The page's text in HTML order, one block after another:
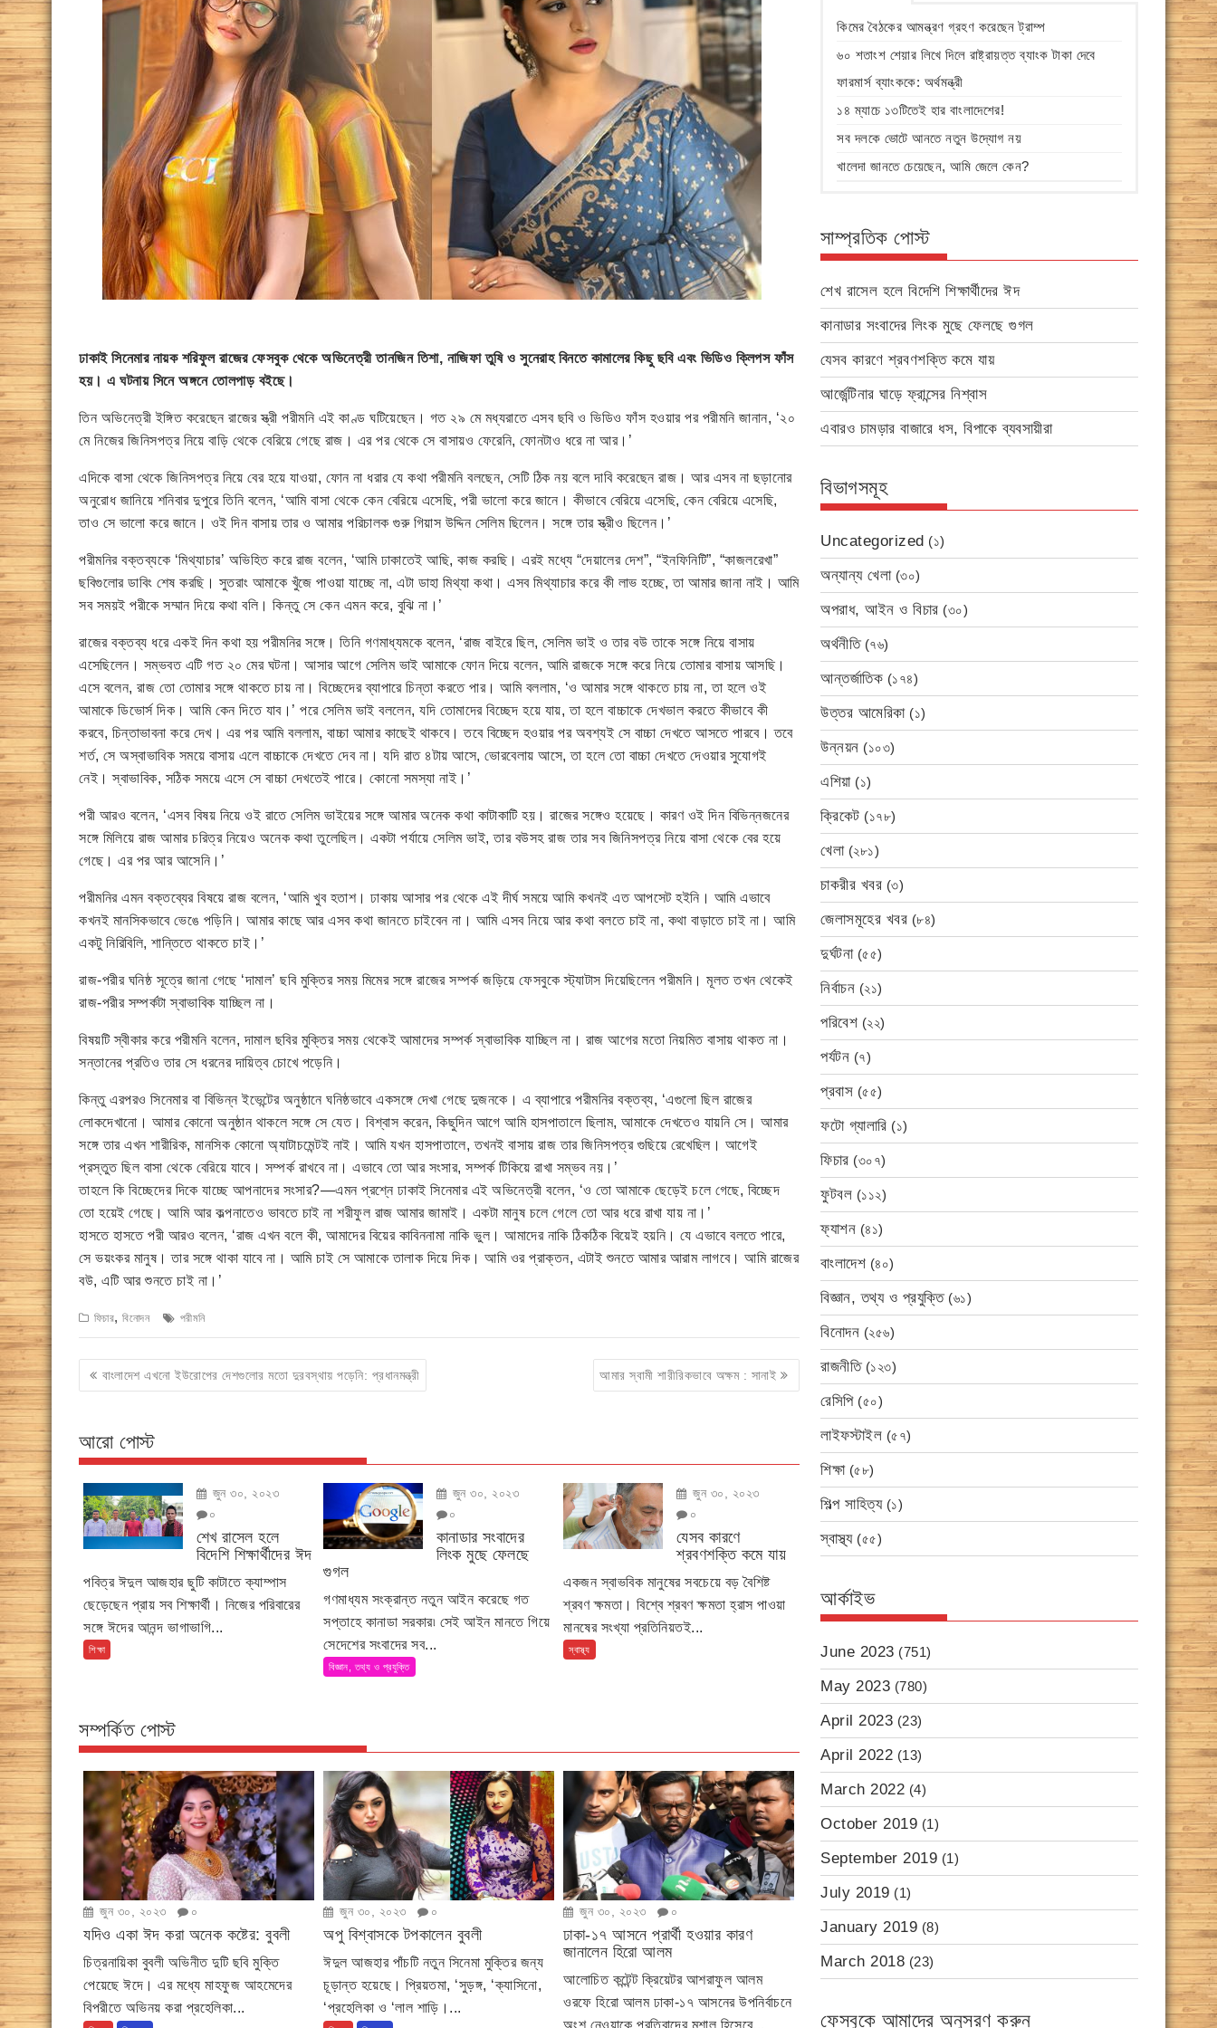
ঢাকাই সিনেমার নায়ক শরিফুল রাজের ফেসবুক থেকে অভিনেত্রী তানজিন তিশা, নাজিফা তুষি ও সুনেরাহ বিনতে কামালের কিছু ছবি এবং ভিডিও ক্লিপস ফাঁস
হয়। এ ঘটনায় সিনে অঙ্গনে তোলপাড় বইছে।
তিন অভিনেত্রী ইঙ্গিত করেছেন রাজের স্ত্রী পরীমনি এই কাণ্ড ঘটিয়েছেন। গত ২৯ মে মধ্যরাতে এসব ছবি ও ভিডিও ফাঁস হওয়ার পর পরীমনি জানান, ‘২০
মে নিজের জিনিসপত্র নিয়ে বাড়ি থেকে বেরিয়ে গেছে রাজ। এর পর থেকে সে বাসায়ও ফেরেনি, ফোনটাও ধরে না আর।’
এদিকে বাসা থেকে জিনিসপত্র নিয়ে বের হয়ে যাওয়া, ফোন না ধরার যে কথা পরীমনি বলছেন, সেটি ঠিক নয় বলে দাবি করেছেন রাজ। আর এসব না ছড়ানোর
অনুরোধ জানিয়ে শনিবার দুপুরে তিনি বলেন, ‘আমি বাসা থেকে কেন বেরিয়ে এসেছি, পরী ভালো করে জানে। কীভাবে বেরিয়ে এসেছি, কেন বেরিয়ে এসেছি,
তাও সে ভালো করে জানে। ওই দিন বাসায় তার ও আমার পরিচালক গুরু গিয়াস উদ্দিন সেলিম ছিলেন। সঙ্গে তার স্ত্রীও ছিলেন।’
পরীমনির বক্তব্যকে ‘মিথ্যাচার’ অভিহিত করে রাজ বলেন, ‘আমি ঢাকাতেই আছি, কাজ করছি। এরই মধ্যে “দেয়ালের দেশ”, “ইনফিনিটি”, “কাজলরেখা”
ছবিগুলোর ডাবিং শেষ করছি। সুতরাং আমাকে খুঁজে পাওয়া যাচ্ছে না, এটা ডাহা মিথ্যা কথা। এসব মিথ্যাচার করে কী লাভ হচ্ছে, তা আমার জানা নাই। আমি
সব সময়ই পরীকে সম্মান দিয়ে কথা বলি। কিন্তু সে কেন এমন করে, বুঝি না।’
রাজের বক্তব্য ধরে একই দিন কথা হয় পরীমনির সঙ্গে। তিনি গণমাধ্যমকে বলেন, ‘রাজ বাইরে ছিল, সেলিম ভাই ও তার বউ তাকে সঙ্গে নিয়ে বাসায়
এসেছিলেন। সম্ভবত এটি গত ২০ মের ঘটনা। আসার আগে সেলিম ভাই আমাকে ফোন দিয়ে বলেন, আমি রাজকে সঙ্গে করে নিয়ে তোমার বাসায় আসছি।
এসে বলেন, রাজ তো তোমার সঙ্গে থাকতে চায় না। বিচ্ছেদের ব্যাপারে চিন্তা করতে পার। আমি বললাম, ‘ও আমার সঙ্গে থাকতে চায় না, তা হলে ওই
আমাকে ডিভোর্স দিক। আমি কেন দিতে যাব।’ পরে সেলিম ভাই বললেন, যদি তোমাদের বিচ্ছেদ হয়ে যায়, তা হলে বাচ্চাকে দেখভাল করতে কীভাবে কী
করবে, চিন্তাভাবনা করে দেখ। এর পর আমি বললাম, বাচ্চা আমার কাছেই থাকবে। তবে বিচ্ছেদ হওয়ার পর অবশ্যই সে বাচ্চা দেখতে আসতে পারবে। তবে
শর্ত, সে অস্বাভাবিক সময়ে বাসায় এলে বাচ্চাকে দেখতে দেব না। যদি রাত ৪টায় আসে, ভোরবেলায় আসে, তা হলে তো বাচ্চা দেখতে দেওয়ার সুযোগই
নেই। স্বাভাবিক, সঠিক সময়ে এসে সে বাচ্চা দেখতেই পারে। কোনো সমস্যা নাই।’
পরী আরও বলেন, ‘এসব বিষয় নিয়ে ওই রাতে সেলিম ভাইয়ের সঙ্গে আমার অনেক কথা কাটাকাটি হয়। রাজের সঙ্গেও হয়েছে। কারণ ওই দিন বিভিন্নজনের
সঙ্গে মিলিয়ে রাজ আমার চরিত্র নিয়েও অনেক কথা তুলেছিল। একটা পর্যায়ে সেলিম ভাই, তার বউসহ রাজ তার সব জিনিসপত্র নিয়ে বাসা থেকে বের হয়ে
গেছে। এর পর আর আসেনি।’
পরীমনির এমন বক্তব্যের বিষয়ে রাজ বলেন, ‘আমি খুব হতাশ। ঢাকায় আসার পর থেকে এই দীর্ঘ সময়ে আমি কখনই এত আপসেট হইনি। আমি এভাবে
কখনই মানসিকভাবে ভেঙে পড়িনি। আমার কাছে আর এসব কথা জানতে চাইবেন না। আমি এসব নিয়ে আর কথা বলতে চাই না, কথা বাড়াতে চাই না। আমি
একটু নিরিবিলি, শান্তিতে থাকতে চাই।’
রাজ-পরীর ঘনিষ্ঠ সূত্রে জানা গেছে ‘দামাল’ ছবি মুক্তির সময় মিমের সঙ্গে রাজের সম্পর্ক জড়িয়ে ফেসবুকে স্ট্যাটাস দিয়েছিলেন পরীমনি। মূলত তখন থেকেই
রাজ-পরীর সম্পর্কটা স্বাভাবিক যাচ্ছিল না।
বিষয়টি স্বীকার করে পরীমনি বলেন, দামাল ছবির মুক্তির সময় থেকেই আমাদের সম্পর্ক স্বাভাবিক যাচ্ছিল না। রাজ আগের মতো নিয়মিত বাসায় থাকত না।
সন্তানের প্রতিও তার সে ধরনের দায়িত্ব চোখে পড়েনি।
কিন্তু এরপরও সিনেমার বা বিভিন্ন ইভেন্টের অনুষ্ঠানে ঘনিষ্ঠভাবে একসঙ্গে দেখা গেছে দুজনকে। এ ব্যাপারে পরীমনির বক্তব্য, ‘এগুলো ছিল রাজের
লোকদেখানো। আমার কোনো অনুষ্ঠান থাকলে সঙ্গে সে যেত। বিশ্বাস করেন, কিছুদিন আগে আমি হাসপাতালে ছিলাম, আমাকে দেখতেও যায়নি সে। আমার
সঙ্গে তার এখন শারীরিক, মানসিক কোনো অ্যাটাচমেন্টই নাই। আমি যখন হাসপাতালে, তখনই বাসায় রাজ তার জিনিসপত্র গুছিয়ে রেখেছিল। আগেই
প্রস্তুত ছিল বাসা থেকে বেরিয়ে যাবে। সম্পর্ক রাখবে না। এভাবে তো আর সংসার, সম্পর্ক টিকিয়ে রাখা সম্ভব নয়।’
তাহলে কি বিচ্ছেদের দিকে যাচ্ছে আপনাদের সংসার?—এমন প্রশ্নে ঢাকাই সিনেমার এই অভিনেত্রী বলেন, ‘ও তো আমাকে ছেড়েই চলে গেছে, বিচ্ছেদ
তো হয়েই গেছে। আমি আর কল্পনাতেও ভাবতে চাই না শরীফুল রাজ আমার জামাই। একটা মানুষ চলে গেলে তো আর ধরে রাখা যায় না।’
হাসতে হাসতে পরী আরও বলেন, ‘রাজ এখন বলে কী, আমাদের বিয়ের কাবিননামা নাকি ভুল। আমাদের নাকি ঠিকঠিক বিয়েই হয়নি। যে এভাবে বলতে পারে,
সে ভয়ংকর মানুষ। তার সঙ্গে থাকা যাবে না। আমি চাই সে আমাকে তালাক দিয়ে দিক। আমি ওর প্রাক্তন, এটাই শুনতে আমার আরাম লাগবে। আমি রাজের
বউ, এটি আর শুনতে চাই না।’
ফিচার, বিনোদন পরীমনি
Post
navigation
বাংলাদেশ এখনো ইউরোপের দেশগুলোর মতো দুরবস্থায় পড়েনি: প্রধানমন্ত্রী আমার স্বামী শারীরিকভাবে অক্ষম : সানাই
আরো পোস্ট
জুন ৩০, ২০২৩
০
শেখ রাসেল হলে
বিদেশি শিক্ষার্থীদের ঈদ
পবিত্র ঈদুল আজহার ছুটি কাটাতে ক্যাম্পাস
ছেড়েছেন প্রায় সব শিক্ষার্থী। নিজের পরিবারের
সঙ্গে ঈদের আনন্দ ভাগাভাগি...
শিক্ষা
জুন ৩০, ২০২৩
০
কানাডার সংবাদের
লিংক মুছে ফেলছে
গুগল
গণমাধ্যম সংক্রান্ত নতুন আইন করেছে গত
সপ্তাহে কানাডা সরকার৷ সেই আইন মানতে গিয়ে
সেদেশের সংবাদের সব...
বিজ্ঞান, তথ্য ও প্রযুক্তি
জুন ৩০, ২০২৩
০
যেসব কারণে
শ্রবণশক্তি কমে যায়
একজন স্বাভবিক মানুষের সবচেয়ে বড় বৈশিষ্ট
শ্রবণ ক্ষমতা। বিশ্বে শ্রবণ ক্ষমতা হ্রাস পাওয়া
মানষের সংখ্যা প্রতিনিয়তই...
স্বাস্থ্য
সম্পর্কিত পোস্ট
জুন ৩০, ২০২৩ ০
যদিও একা ঈদ করা অনেক কষ্টের: বুবলী
চিত্রনায়িকা বুবলী অভিনীত দুটি ছবি মুক্তি
পেয়েছে ঈদে। এর মধ্যে মাহফুজ আহমেদের
বিপরীতে অভিনয় করা প্রহেলিকা...
জুন ৩০, ২০২৩ ০
অপু বিশ্বাসকে টপকালেন বুবলী
ঈদুল আজহার পাঁচটি নতুন সিনেমা মুক্তির জন্য
চূড়ান্ত হয়েছে। প্রিয়তমা, ‘সুড়ঙ্গ, ‘ক্যাসিনো,
‘প্রহেলিকা ও ‘লাল শাড়ি।...
জুন ৩০, ২০২৩ ০
ঢাকা-১৭ আসনে প্রার্থী হওয়ার কারণ
জানালেন হিরো আলম
আলোচিত কন্টেন্ট ক্রিয়েটর আশরাফুল আলম
ওরফে হিরো আলম ঢাকা-১৭ আসনের উপনির্বাচনে
কিমের বৈঠকের আমন্ত্রণ গ্রহণ করেছেন ট্রাম্প
৬০ শতাংশ শেয়ার লিখে দিলে রাষ্ট্রায়ত্ত ব্যাংক টাকা দেবে
ফারমার্স ব্যাংককে: অর্থমন্ত্রী
১৪ ম্যাচে ১৩টিতেই হার বাংলাদেশের!
সব দলকে ভোটে আনতে নতুন উদ্যোগ নয়
খালেদা জানতে চেয়েছেন, আমি জেলে কেন?
সাম্প্রতিক পোস্ট
শেখ রাসেল হলে বিদেশি শিক্ষার্থীদের ঈদ
কানাডার সংবাদের লিংক মুছে ফেলছে গুগল
যেসব কারণে শ্রবণশক্তি কমে যায়
আর্জেন্টিনার ঘাড়ে ফ্রান্সের নিশ্বাস
এবারও চামড়ার বাজারে ধস, বিপাকে ব্যবসায়ীরা
বিভাগসমূহ
Uncategorized (১)
অন্যান্য খেলা(৩০)
অপরাধ, আইন ও বিচার (৩০)
অর্থনীতি(৭৬)
আন্তর্জাতিক (১৭৪)
উত্তর আমেরিকা(১)
উন্নয়ন (১০৩)
এশিয়া(১)
ক্রিকেট (১৭৮)
খেলা(২৮১)
চাকরীর খবর (৩)
জেলাসমূহের খবর (৮৪)
দুর্ঘটনা(৫৫)
নির্বাচন (২১)
পরিবেশ (২২)
পর্যটন (৭)
প্রবাস (৫৫)
ফটো গ্যালারি (১)
ফিচার (৩০৭)
ফুটবল (১১২)
ফ্যাশন (৪১)
বাংলাদেশ (৪০)
বিজ্ঞান, তথ্য ও প্রযুক্তি(৬১)
বিনোদন (২৫৬)
রাজনীতি(১২৩)
রেসিপি(৫০)
লাইফস্টাইল (৫৭)
শিক্ষা(৫৮)
শিল্প সাহিত্য(১)
স্বাস্থ্য(৫৫)
আর্কাইভ
June 2023 (751)
May 2023 (780)
April 2023 (23)
April 2022 (13)
March 2022 (4)
October 2019 (1)
September 2019 (1)
July 2019 (1)
January 2019 (8)
March 2018 (23)
ফেসবুকে আমাদের অনুসরণ করুন